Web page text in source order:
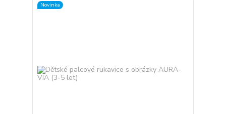
Novinka